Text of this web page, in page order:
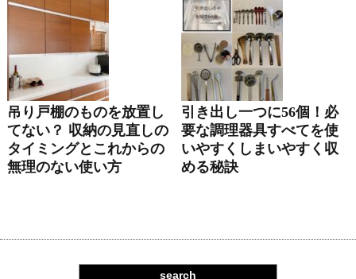
吊り戸棚のものを放置し
てない？ 収納の見直しの
タイミングとこれからの
無理のない使い方
引き出し一つに56個！必
要な調理器具すべてを使
いやすくしまいやすく収
める秘訣
search